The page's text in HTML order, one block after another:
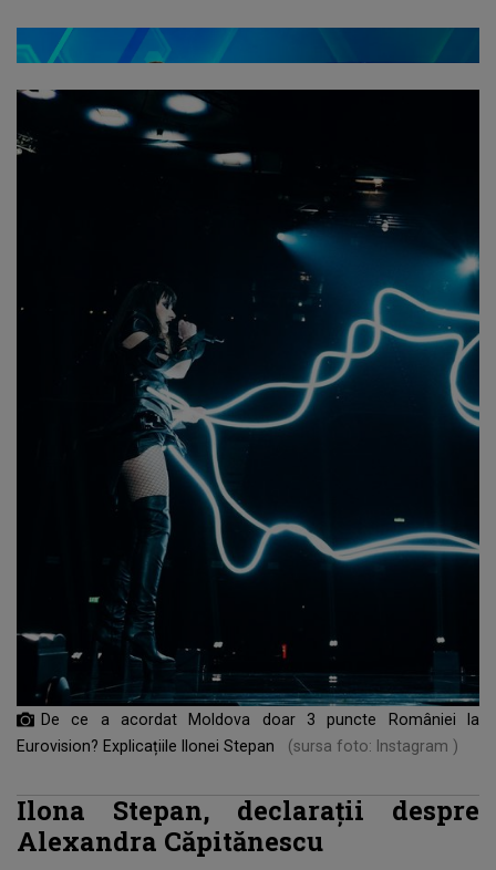
De ce a acordat Moldova doar 3 puncte României la
Eurovision? Explicațiile Ilonei Stepan
(sursa foto: Instagram )
Ilona Stepan, declarații despre
Alexandra Căpitănescu